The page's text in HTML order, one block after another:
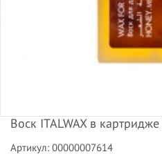
Воск ITALWAX в
Артикул: 00000007614